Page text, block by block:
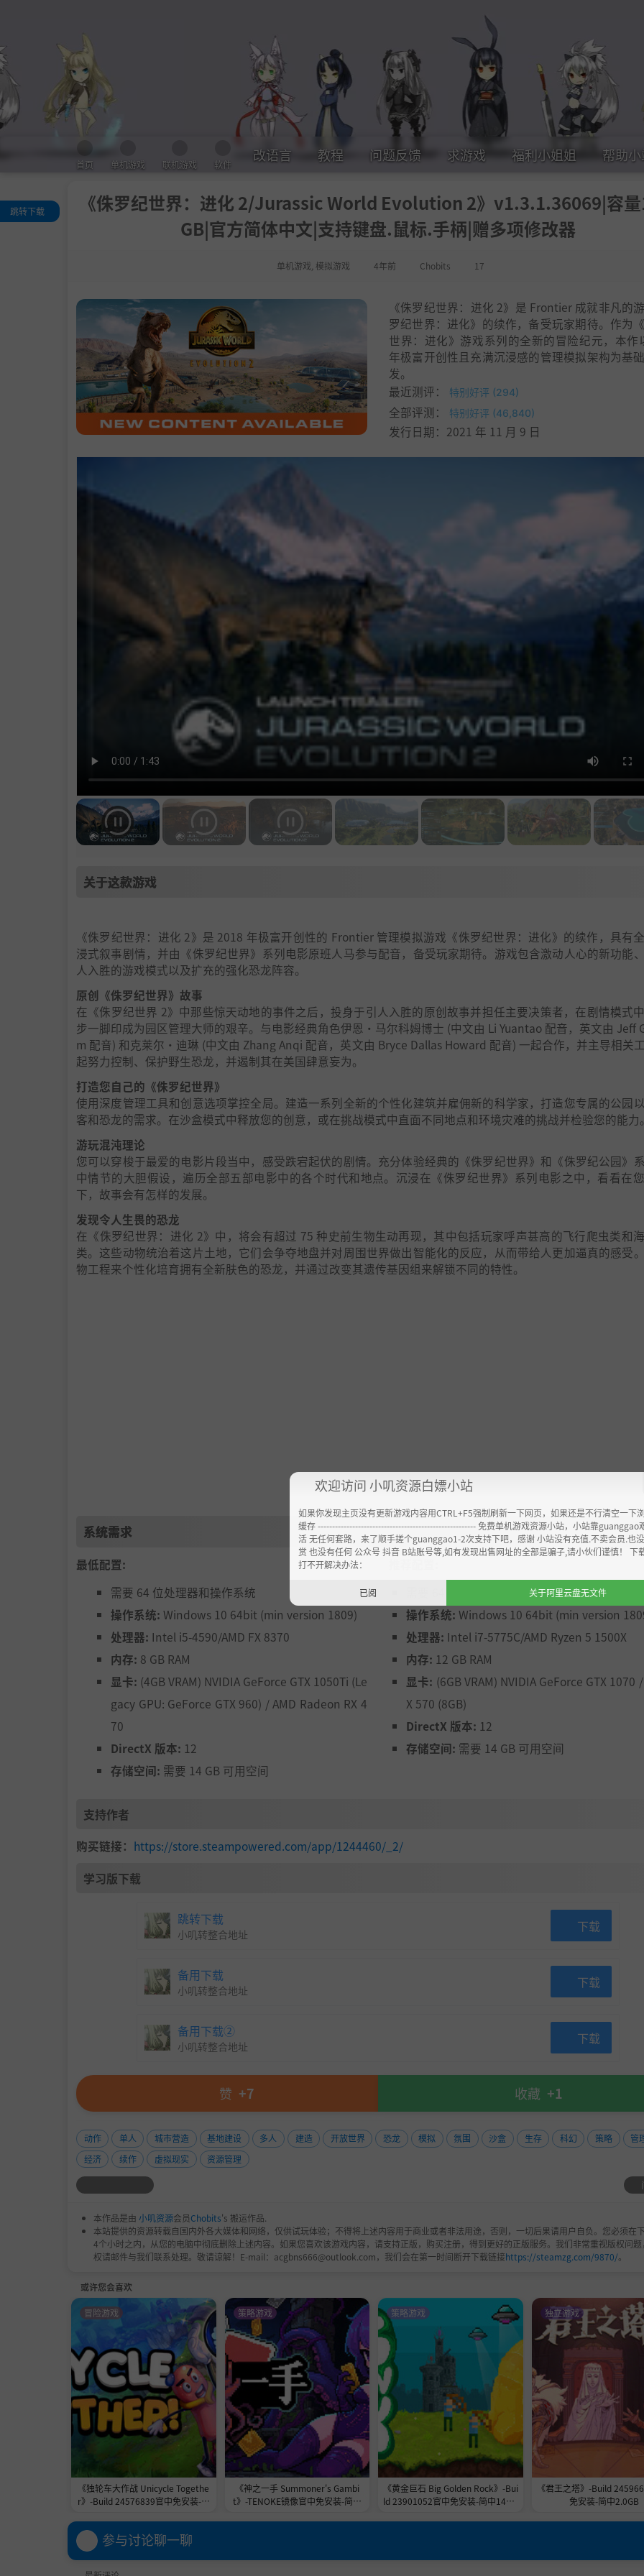
首页 单机游戏 联机游戏 软件
改语言 教程 问题反馈 求游戏 福利小姐姐 帮助小
《侏罗纪世界：进化 2/Jurassic World Evolution 2》v1.3.1.36069|容
GB|官方简体中文|支持键盘.鼠标.手柄|赠多项修改器
单机游戏 模拟游戏 4年前 Chobits 17
跳转下载
《侏罗纪世界：进化 2》是 Frontier 成就非凡的
罗纪世界：进化》的续作，备受玩家期待。作为
世界：进化》游戏系列的全新的冒险纪元，本作
年极富开创性且充满沉浸感的管理模拟架构为基
发。
最近测评：
特别好评 (294)
全部评测： 特别好评 (46,840)
发行日期：2021 年 11 月 9 日
关于这款游戏
《侏罗纪世界：进化 2》是 2018 年极富开创性的 Frontier 管理模拟游戏《侏罗纪世界：进化》的续作，具有
浸式叙事剧情，并由《侏罗纪世界》系列电影原班人马参与配音，备受玩家期待。游戏包含激动人心的新功能
人入胜的游戏模式以及扩充的强化恐龙阵容。
原创《侏罗纪世界》故事
在《侏罗纪世界 2》中那些惊天动地的事件之后，投身于引人入胜的原创故事并担任主要决策者，在剧情模式
步一脚印成为园区管理大师的艰辛。与电影经典角色伊恩·马尔科姆博士 (中文由 Li Yuantao 配音，英文由 Jeff
m 配音) 和克莱尔·迪琳 (中文由 Zhang Anqi 配音，英文由 Bryce Dallas Howard 配音) 一起合作，并主导相关
起努力控制、保护野生恐龙，并遏制其在美国肆意妄为。
打造您自己的《侏罗纪世界》
使用深度管理工具和创意选项掌控全局。建造一系列全新的个性化建筑并雇佣新的科学家，打造您专属的公园
客和恐龙的需求。在沙盒模式中释放您的创意，或在挑战模式中直面不同地点和环境灾难的挑战并检验您的能力。
游玩混沌理论
您可以穿梭于最爱的电影片段当中，感受跌宕起伏的剧情。充分体验经典的《侏罗纪世界》和《侏罗纪公园》
中情节的大胆假设，遍历全部五部电影中的各个时代和地点。沉浸在《侏罗纪世界》系列电影之中，看看在
下，故事会有怎样的发展。
发现令人生畏的恐龙
在《侏罗纪世界：进化 2》中，将会有超过 75 种史前生物生动再现，其中包括玩家呼声甚高的飞行爬虫类和
类。这些动物统治着这片土地，它们会争夺地盘并对周围世界做出智能化的反应，从而带给人更加逼真的感受
物工程来个性化培育拥有全新肤色的恐龙，并通过改变其遗传基因组来解锁不同的特性。
系统需求
最低配置:
需要 64 位处理器和操作系统
操作系统: Windows 10 64bit (min version 1809)
处理器: Intel i5-4590/AMD FX 8370
内存: 8 GB RAM
显卡: (4GB VRAM) NVIDIA GeForce GTX 1050Ti (Le
gacy GPU: GeForce GTX 960) / AMD Radeon RX 4
70
DirectX 版本: 12
存储空间: 需要 14 GB 可用空间
需要 64 位处理器和操作系统
操作系统: Windows 10 64bit (min version
处理器: Intel i7-5775C/AMD Ryzen 5 1500X
内存: 12 GB RAM
显卡: (6GB VRAM) NVIDIA GeForce GTX 1070
X 570 (8GB)
DirectX 版本: 12
存储空间: 需要 14 GB 可用空间
支持作者
购买链接： https://store.steampowered.com/app/1244460/_2/
学习版下载
跳转下载
小叽转整合地址 下载
备用下载
小叽转整合地址 下载
备用下载②
小叽转整合地址 下载
赞 +7 收藏 +1
动作 单人 城市营造 基地建设 多人 建造 开放世界 恐龙 模拟 氛围 沙盒 生存 科幻 策略
管
经济
续作 虚拟现实 资源管理
本作品是由 小叽资源会员Chobits's 搬运作品.
本站提供的资源转载自国内外各大媒体和网络，仅供试玩体验；不得将上述内容用于商业或者非法用途，否则，一切后果请用户自负。您必须在
4个小时之内，从您的电脑中彻底删除上述内容。如果您喜欢该游戏内容，请支持正版，购买注册，得到更好的正版服务。我们非常重视版权问题
权请邮件与我们联系处理。敬请谅解！E-mail：acgbns666@outlook.com，我们会在第一时间断开下载链接https://steamzg.com/9870/。
或许您会喜欢
《独轮车大作战 Unicycle Togethe
r》-Build 24576839官中免安装-简
冒险游戏
《神之一手 Summoner's Gambi
t》-TENOKE镜像官中免安装-简中
策略游戏
《黄金巨石 Big Golden Rock》-Bui
ld 23901052官中免安装-简中148.7
策略游戏
《君王之塔》-Build
免安装-简中2.0GB
独立游戏
参与讨论聊一聊
欢迎访问 小叽资源白嫖小站
如果你发现主页没有更新游戏内容用CTRL+F5强制刷新一下网页，如果还是不行清空一下
缓存 ------------------------------------------------------- 免费单机游戏资源小站，小站靠guanggao
活 无任何套路，来了顺手搓个guanggao1-2次支持下吧，感谢 小站没有充值.不卖会员.也
赏 也没有任何 公众号 抖音 B站账号等,如有发现出售网址的全部是骗子,请小伙们谨慎！ 下
打不开解决办法：
已阅 关于阿里云盘无文件